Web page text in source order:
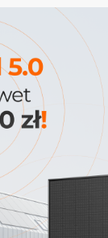
w ciągu roku energia
zużycia.